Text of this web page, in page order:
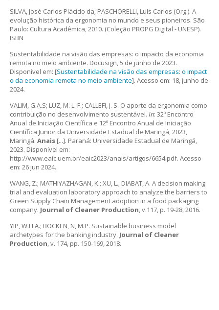
SILVA, José Carlos Plácido da; PASCHORELLI, Luís Carlos (Org.). A
evolução histórica da ergonomia no mundo e seus pioneiros. São
Paulo: Cultura Acadêmica, 2010. (Coleção PROPG Digital - UNESP).
ISBN
Sustentabilidade na visão das empresas: o impacto da economia
remota no meio ambiente. Docusign, 5 de junho de 2023.
Disponível em: [Sustentabilidade na visão das empresas: o impact
o da economia remota no meio ambiente]. Acesso em: 18, junho de
2024.
VALIM, G.A.S; LUZ, M. L. F.; CALLEFI, J. S. O aporte da ergonomia como
contribuição no desenvolvimento sustentável. In: 32º Encontro
Anual de Iniciação Científica e 12º Encontro Anual de Iniciação
Científica Junior da Universidade Estadual de Maringá, 2023,
Maringá. Anais [...]. Paraná: Universidade Estadual de Maringá,
2023. Disponível em:
http://www.eaic.uem.br/eaic2023/anais/artigos/6654.pdf. Acesso
em: 26 jun 2024.
WANG, Z.; MATHIYAZHAGAN, K.; XU, L.; DIABAT, A. A decision making
trial and evaluation laboratory approach to analyze the barriers to
Green Supply Chain Management adoption in a food packaging
company. Journal of Cleaner Production, v.117, p. 19-28, 2016.
YIP, W.H.A.; BOCKEN, N, M.P. Sustainable business model
archetypes for the banking industry. Journal of Cleaner
Production, v. 174, pp. 150-169, 2018.